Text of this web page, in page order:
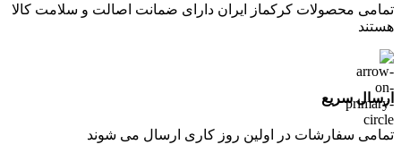
تمامی محصولات کرکماز ایران دارای ضمانت اصالت و سلامت کالا
هستند
ارسال سریع
تمامی سفارشات در اولین روز کاری ارسال می شوند